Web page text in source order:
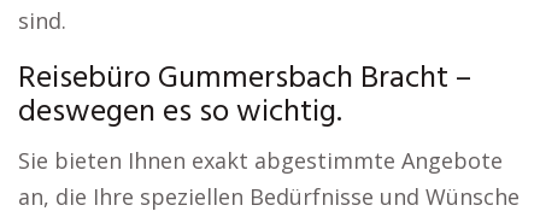
sind.
Reisebüro Gummersbach Bracht –
deswegen es so wichtig.
Sie bieten Ihnen exakt abgestimmte Angebote
an, die Ihre speziellen Bedürfnisse und Wünsche